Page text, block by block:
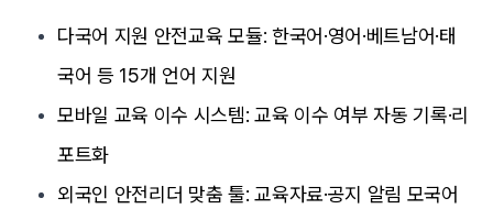
다국어 지원 안전교육 모듈: 한국어·영어·베트남어·태
국어 등 15개 언어 지원
모바일 교육 이수 시스템: 교육 이수 여부 자동 기록·리
포트화
외국인 안전리더 맞춤 툴: 교육자료·공지 알림 모국어